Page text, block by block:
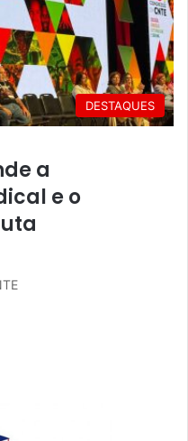
DESTAQUES
a
e o